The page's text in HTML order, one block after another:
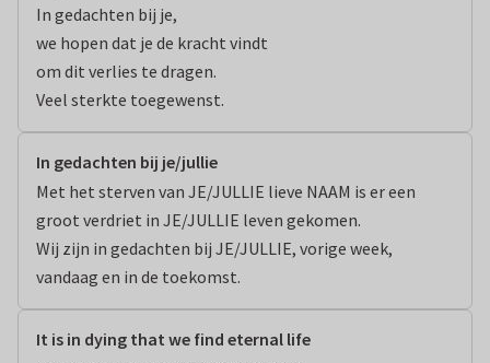
In gedachten bij je,
we hopen dat je de kracht vindt
om dit verlies te dragen.
Veel sterkte toegewenst.
In gedachten bij je/jullie
Met het sterven van JE/JULLIE lieve NAAM is er een
groot verdriet in JE/JULLIE leven gekomen.
Wij zijn in gedachten bij JE/JULLIE, vorige week,
vandaag en in de toekomst.
It is in dying that we find eternal life